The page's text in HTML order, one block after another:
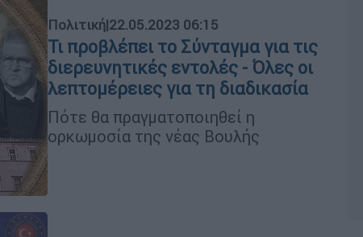
Πολιτική|22.05.2023 06:15
Τι προβλέπει το Σύνταγμα για τις
διερευνητικές εντολές - Όλες οι
λεπτομέρειες για τη διαδικασία
Πότε θα πραγματοποιηθεί η
ορκωμοσία της νέας Βουλής